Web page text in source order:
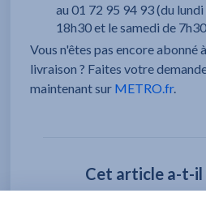
au 01 72 95 94 93 (du
18h30 et le samedi de
Vous n'êtes pas encore abonné
livraison ? Faites votre
maintenant sur METRO.fr.
Cet article a-t-il